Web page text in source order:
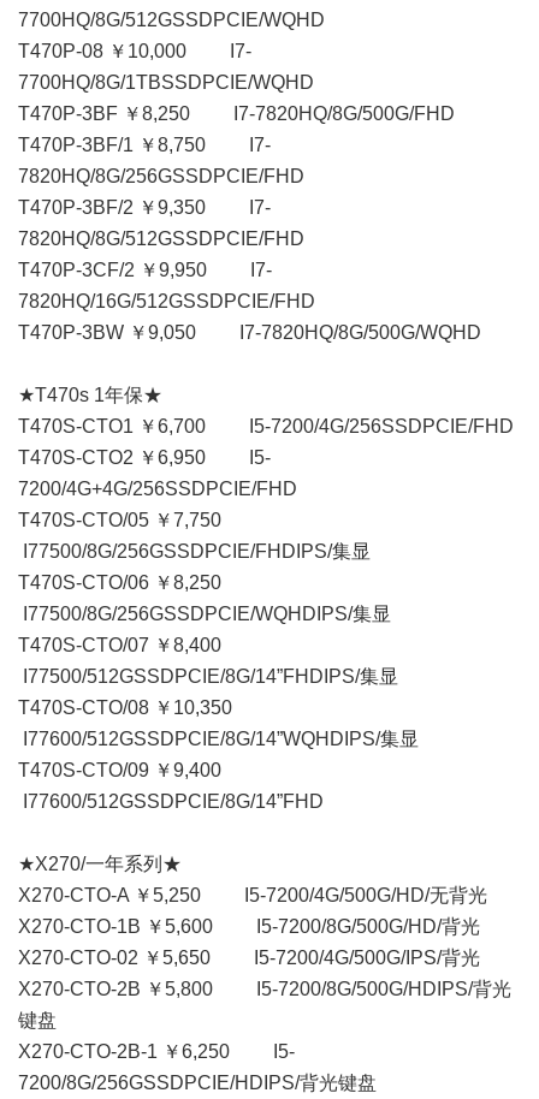
7700HQ/8G/512GSSDPCIE/WQHD
T470P-08 ￥10,000 I7-
7700HQ/8G/1TBSSDPCIE/WQHD
T470P-3BF ￥8,250 I7-7820HQ/8G/500G/FHD
T470P-3BF/1 ￥8,750 I7-
7820HQ/8G/256GSSDPCIE/FHD
T470P-3BF/2 ￥9,350 I7-
7820HQ/8G/512GSSDPCIE/FHD
T470P-3CF/2 ￥9,950 I7-
7820HQ/16G/512GSSDPCIE/FHD
T470P-3BW ￥9,050 I7-7820HQ/8G/500G/WQHD
★T470s 1年保★
T470S-CTO1 ￥6,700 I5-7200/4G/256SSDPCIE/FHD
T470S-CTO2 ￥6,950 I5-
7200/4G+4G/256SSDPCIE/FHD
T470S-CTO/05 ￥7,750
I77500/8G/256GSSDPCIE/FHDIPS/集显
T470S-CTO/06 ￥8,250
I77500/8G/256GSSDPCIE/WQHDIPS/集显
T470S-CTO/07 ￥8,400
I77500/512GSSDPCIE/8G/14”FHDIPS/集显
T470S-CTO/08 ￥10,350
I77600/512GSSDPCIE/8G/14”WQHDIPS/集显
T470S-CTO/09 ￥9,400
I77600/512GSSDPCIE/8G/14”FHD
★X270/一年系列★
X270-CTO-A ￥5,250 I5-7200/4G/500G/HD/无背光
X270-CTO-1B ￥5,600 I5-7200/8G/500G/HD/背光
X270-CTO-02 ￥5,650 I5-7200/4G/500G/IPS/背光
X270-CTO-2B ￥5,800 I5-7200/8G/500G/HDIPS/背光
键盘
X270-CTO-2B-1 ￥6,250 I5-
7200/8G/256GSSDPCIE/HDIPS/背光键盘